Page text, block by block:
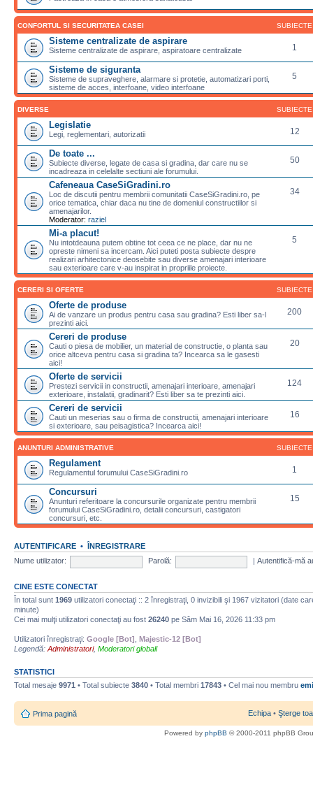
CONFORTUL SI SECURITATEA CASEI SUBIECTE
Sisteme centralizate de aspirare
Sisteme centralizate de aspirare, aspiratoare centralizate 1
Sisteme de siguranta
Sisteme de supraveghere, alarmare si protetie, automatizari porti,
sisteme de acces, interfoane, video interfoane
5
DIVERSE SUBIECTE
Legislatie
Legi, reglementari, autorizatii 12
De toate ...
Subiecte diverse, legate de casa si gradina, dar care nu se
incadreaza in celelalte sectiuni ale forumului.
50
Cafeneaua CaseSiGradini.ro
Loc de discutii pentru membrii comunitatii CaseSiGradini.ro, pe
orice tematica, chiar daca nu tine de domeniul constructiilor si
amenajarilor.
Moderator: raziel
34
Mi-a placut!
Nu intotdeauna putem obtine tot ceea ce ne place, dar nu ne
opreste nimeni sa incercam. Aici puteti posta subiecte despre
realizari arhitectonice deosebite sau diverse amenajari interioare
sau exterioare care v-au inspirat in propriile proiecte.
5
CERERI SI OFERTE SUBIECTE
Oferte de produse
Ai de vanzare un produs pentru casa sau gradina? Esti liber sa-l
prezinti aici.
200
Cereri de produse
Cauti o piesa de mobilier, un material de constructie, o planta sau
orice altceva pentru casa si gradina ta? Incearca sa le gasesti
aici!
20
Oferte de servicii
Prestezi servicii in constructii, amenajari interioare, amenajari
exterioare, instalatii, gradinarit? Esti liber sa te prezinti aici.
124
Cereri de servicii
Cauti un meserias sau o firma de constructii, amenajari interioare
si exterioare, sau peisagistica? Incearca aici!
16
ANUNTURI ADMINISTRATIVE SUBIECTE
Regulament
Regulamentul forumului CaseSiGradini.ro 1
Concursuri
Anunturi referitoare la concursurile organizate pentru membrii
forumului CaseSiGradini.ro, detalii concursuri, castigatori
concursuri, etc.
15
AUTENTIFICARE • ÎNREGISTRARE
Nume utilizator:
Parolă: Autentifică-mă
CINE ESTE CONECTAT
În total sunt 1969 utilizatori conectaţi :: 2 înregistraţi, 0 invizibili şi 1967 vizitatori (date
minute)
Cei mai mulţi utilizatori conectaţi au fost 26240 pe Sâm Mai 16, 2026 11:33 pm
Utilizatori înregistraţi: Google [Bot] Majestic-12 [Bot]
Legendă: Administratori, Moderatori globali
STATISTICI
Total mesaje 9971 • Total subiecte 3840 • Total membri 17843 • Cel mai nou membru
Prima pagină Echipa • Şterge
Powered by phpBB © 2000-2011 phpBB